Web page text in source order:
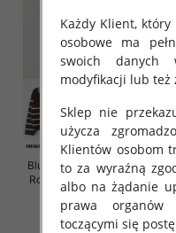
Bluzki damskie (Francja
Roz Standard, Mix Kolor
10 szt
50.00 zł
Każdy Klient,
osobowe ma
swoich danych
modyfikacji lub też
Sklep nie
użycza
Klientów osobom
to za wyraźną
albo na żądanie
prawa
toczącymi się